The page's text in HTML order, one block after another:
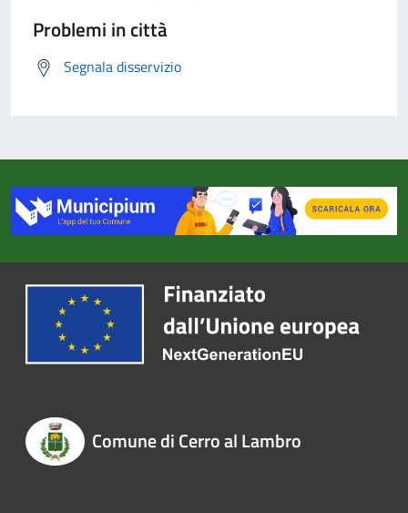
Problemi in città
Segnala disservizio
Comune di Cerro al Lambro